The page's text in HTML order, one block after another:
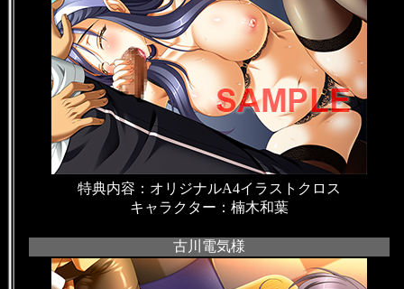
特典内容：オリジナルA4イラストクロス
キャラクター：楠木和葉
古川電気様